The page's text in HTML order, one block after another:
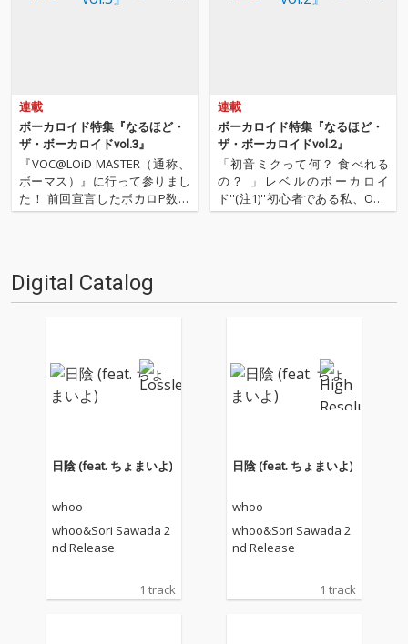
連載
ボーカロイド特集『なるほど・
ザ・ボーカロイドvol.3』
『VOC@LOiD MASTER（通称、
ボーマス）』に行って参りまし
た！ 前回宣言したボカロP数珠
つなぎ企画を早速無視してのイ
をしぼった即売会、つまりコミ
ケです。コスプ…
連載
ボーカロイド特集『なるほど・
ザ・ボーカロイドvol.2』
「初音ミクって何？ 食べれる
の？ 」レベルのボーカロイ
ド''(注1)''初心者である私、OTO
TOYライターの水嶋美和が体当
博士に初音ミク／ボーカロ…
Digital Catalog
日陰 (feat. ちょまいよ)
whoo
whoo&Sori Sawada 2
nd Release
1 track
日陰 (feat. ちょまいよ)
whoo
whoo&Sori Sawada 2
nd Release
1 track